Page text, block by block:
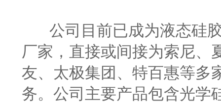
公司目前已成为液态硅胶
厂家，直接或间接为索尼、
友、太极集团、特百惠等多
务。公司主要产品包含光学